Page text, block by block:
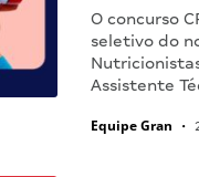
O concurso
seletivo do
Assistente
Equipe Gran •